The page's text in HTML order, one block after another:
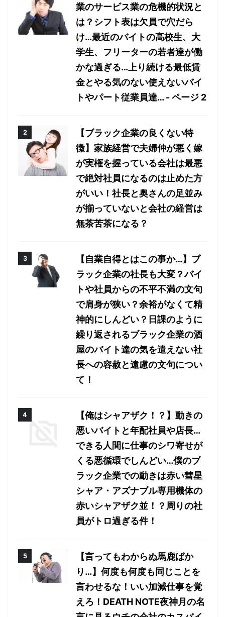
業のサービス業の危機的状況と
は？シフト表は欠員で穴だら
け…最近のバイトの高校生、大
学生、フリーターの若者達が働
かな過ぎる…上り続ける最低賃
金とやる気のない使えないバイ
トやパート従業員達… - ページ 2
【ブラック企業の良くない特
徴】家族経営で夫婦仲が悪く嫁
が実権を握っている会社は最悪
で絶対社員になるのは止めた方
がいい！社長と奥さんの足並み
が揃っていないと会社の経営は
無茶苦茶になる？
【自業自得とはこの事か…】ブ
ラック企業の社長も大変？バイ
トや社員からの不平不満の文句
で肩身が狭い？余裕がなくて精
神的にしんどい？日課のように
繰り返されるブラック企業の酒
屋のバイト達の気を遣えない社
長への容赦と遠慮の文句につい
て！
【俺はシャアザク！？】動きの
悪いバイトと年配社員や店長…
できる人間に仕事のシワ寄せが
くる悪循環でしんどい…僕のブ
ラック企業での動きは赤い彗星
シャア・アズナブル専用機体の
赤いシャアザク並！？周りの社
員がトロ過ぎる件！
【言ってもわからぬ馬鹿ばか
り…】何度も何度も同じことを
言わせるな！いい加減仕事を覚
えろ！DEATH NOTE夜神月の名